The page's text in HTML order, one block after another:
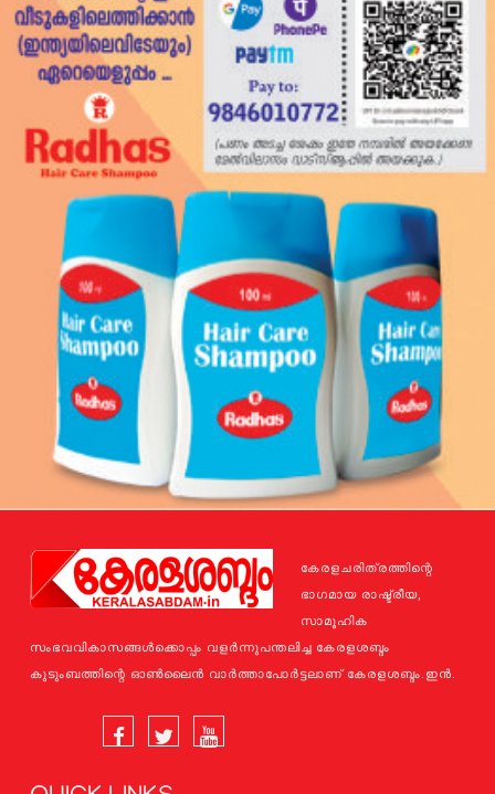
കേരളചരിത്രത്തിന്റെ
ഭാഗമായ രാഷ്ട്രീയ,
സാമൂഹിക
സംഭവവികാസങ്ങള്‍ക്കൊപ്പം വളര്‍ന്നുപന്തലിച്ച കേരളശബ്ദം
കുടുംബത്തിന്റെ ഓണ്‍ലൈന്‍ വാര്‍ത്താപോര്‍ട്ടലാണ് കേരളശബ്ദം.ഇന്‍.